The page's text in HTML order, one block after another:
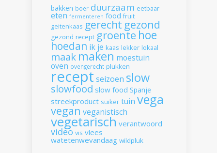
bakken boer duurzaam eetbaar
eten fermenteren food fruit
geitenkaas gerecht gezond
gezond recept groente hoe
hoedan ik je kaas lekker lokaal
maak maken moestuin
oven ovengerecht plukken
recept seizoen slow
slowfood slow food Spanje
streekproduct suiker tuin vega
vegan veganistisch
vegetarisch verantwoord
video vis vlees
watetenwevandaag wildpluk